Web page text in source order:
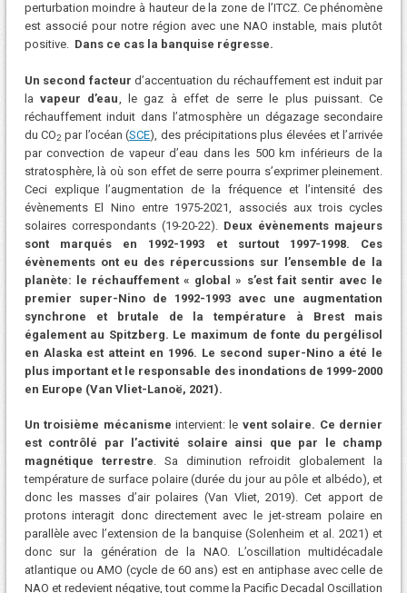
perturbation moindre à hauteur de la zone de l’ITCZ. Ce phénomène
est associé pour notre région avec une NAO instable, mais plutôt
positive. Dans ce cas la banquise régresse.
Un second facteur d’accentuation du réchauffement est induit par
lavapeur d’eau , le gaz à effet de serre le plus puissant. Ce
réchauffement induit dans l’atmosphère un dégazage secondaire
du CO2 par l’océan (SCE), des précipitations plus élevées et l’arrivée
par convection de vapeur d’eau dans les 500 km inférieurs de la
stratosphère, là où son effet de serre pourra s’exprimer pleinement.
Ceci explique l’augmentation de la fréquence et l’intensité des
évènements El Nino entre 1975-2021, associés aux trois cycles
solaires correspondants (19-20-22). Deux évènements majeurs
sont marqués en 1992-1993 et surtout 1997-1998. Ces
évènements ont eu des répercussions sur l’ensemble de la
planète: le réchauffement « global » s’est fait sentir avec le
premier super-Nino de 1992-1993 avec une augmentation
synchrone et brutale de la température à Brest mais
également au Spitzberg. Le maximum de fonte du pergélisol
en Alaska est atteint en 1996. Le second super-Nino a été le
plus important et le responsable des inondations de 1999-2000
en Europe (Van Vliet-Lanoë, 2021).
Un troisième mécanisme intervient: le vent solaire. Ce dernier
est contrôlé par l’activité solaire ainsi que par le champ
magnétique terrestre. Sa diminution refroidit globalement la
température de surface polaire (durée du jour au pôle et albédo), et
donc les masses d’air polaires (Van Vliet, 2019). Cet apport de
protons interagit donc directement avec le jet-stream polaire en
parallèle avec l’extension de la banquise (Solenheim et al. 2021) et
donc sur la génération de la NAO. L’oscillation multidécadale
atlantique ou AMO (cycle de 60 ans) est en antiphase avec celle de
NAO et redevient négative, tout comme la Pacific Decadal Oscillation